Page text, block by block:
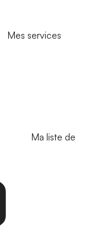
Mes services
Ma liste de